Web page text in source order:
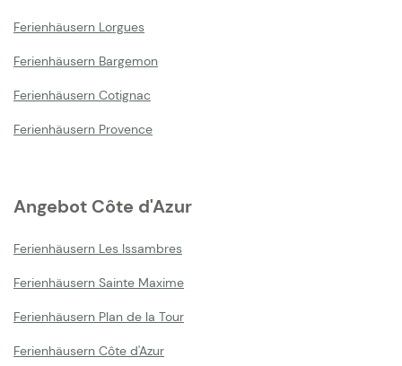
Ferienhäusern Lorgues
Ferienhäusern Bargemon
Ferienhäusern Cotignac
Ferienhäusern Provence
Angebot Côte d'Azur
Ferienhäusern Les Issambres
Ferienhäusern Sainte Maxime
Ferienhäusern Plan de la Tour
Ferienhäusern Côte d'Azur